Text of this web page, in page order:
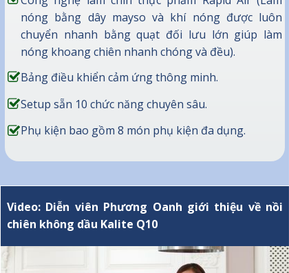
nóng bằng dây mayso và khí nóng được luôn
chuyển nhanh bằng quạt đối lưu lớn giúp làm
nóng khoang chiên nhanh chóng và đều).
Bảng điều khiển cảm ứng thông minh.
Setup sẵn 10 chức năng chuyên sâu.
Phụ kiện bao gồm 8 món phụ kiện đa dụng.
Video: Diễn viên Phương Oanh giới thiệu về nồi
chiên không dầu Kalite Q10